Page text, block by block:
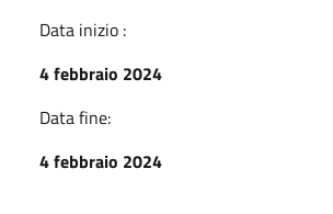
Data inizio :
4 febbraio 2024
Data fine:
4 febbraio 2024